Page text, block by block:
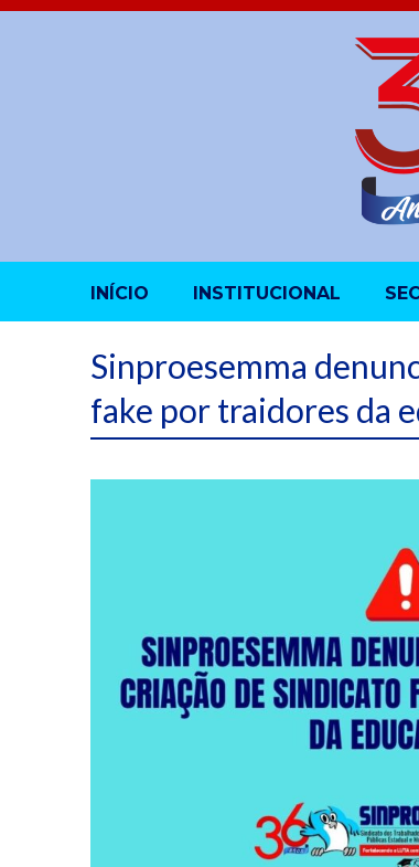
INÍCIO INSTITUCIONAL
Sinproesemma
fake por traidores da